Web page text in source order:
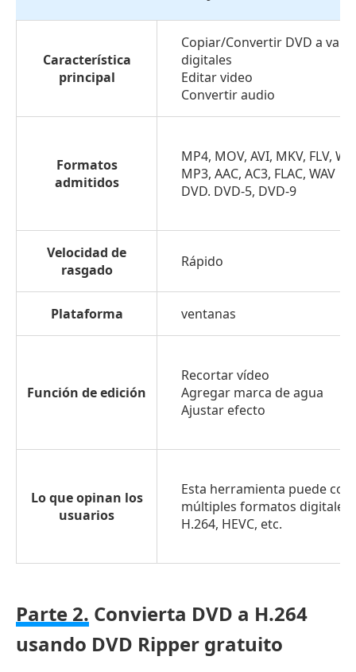
Característica
principal
Copiar/Convertir DVD a
digitales
Editar video
Convertir audio
Formatos
admitidos
MP4, MOV, AVI, MKV, FLV,
MP3, AAC, AC3, FLAC, WAV
DVD. DVD-5, DVD-9
Velocidad de
rasgado
Rápido
Plataforma ventanas
Función de edición
Recortar vídeo
Agregar marca de agua
Ajustar efecto
Lo que opinan los
usuarios
Esta herramienta puede
múltiples formatos
H.264, HEVC, etc.
Parte 2. Convierta DVD a H.264
usando DVD Ripper gratuito